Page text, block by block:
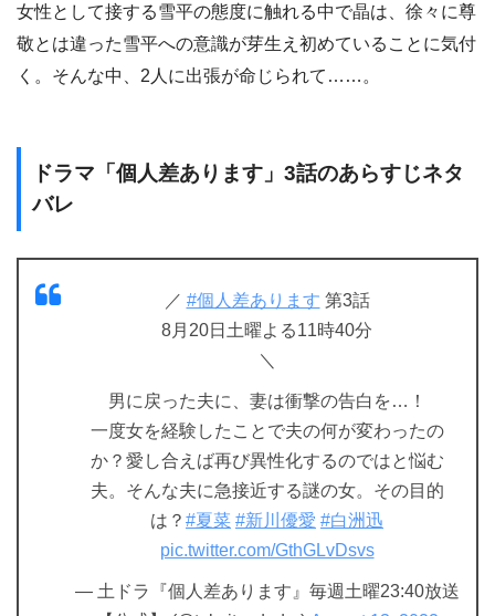
女性として接する雪平の態度に触れる中で晶は、徐々に尊
敬とは違った雪平への意識が芽生え初めていることに気付
く。そんな中、2人に出張が命じられて……。
ドラマ「個人差あります」3話のあらすじネタ
バレ
／ #個人差あります 第3話
8月20日土曜よる11時40分
＼
男に戻った夫に、妻は衝撃の告白を…！
一度女を経験したことで夫の何が変わったの
か？愛し合えば再び異性化するのではと悩む
夫。そんな夫に急接近する謎の女。その目的
は？ #夏菜 #新川優愛 #白洲迅
pic.twitter.com/GthGLvDsvs
— 土ドラ『個人差あります』毎週土曜23:40放送